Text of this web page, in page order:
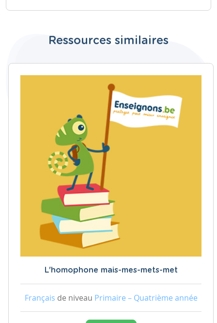
Ressources similaires
L'homophone mais-mes-mets-met
Français de niveau Primaire – Quatrième année